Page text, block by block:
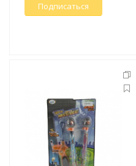
Подписаться